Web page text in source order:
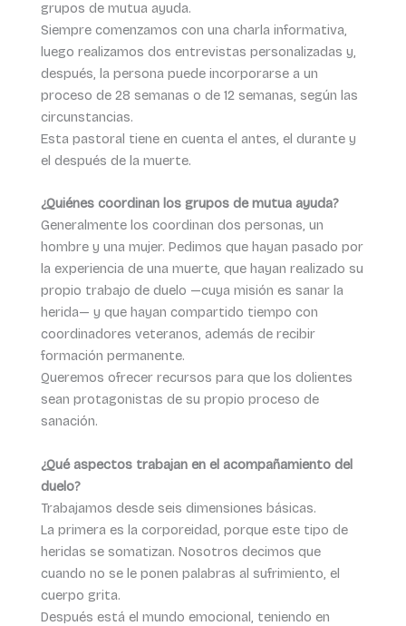
grupos de mutua ayuda.
Siempre comenzamos con una charla informativa,
luego realizamos dos entrevistas personalizadas y,
después, la persona puede incorporarse a un
proceso de 28 semanas o de 12 semanas, según las
circunstancias.
Esta pastoral tiene en cuenta el antes, el durante y
el después de la muerte.
¿Quiénes coordinan los grupos de mutua ayuda?
Generalmente los coordinan dos personas, un
hombre y una mujer. Pedimos que hayan pasado por
la experiencia de una muerte, que hayan realizado su
propio trabajo de duelo —cuya misión es sanar la
herida— y que hayan compartido tiempo con
coordinadores veteranos, además de recibir
formación permanente.
Queremos ofrecer recursos para que los dolientes
sean protagonistas de su propio proceso de
sanación.
¿Qué aspectos trabajan en el acompañamiento del
duelo?
Trabajamos desde seis dimensiones básicas.
La primera es la corporeidad, porque este tipo de
heridas se somatizan. Nosotros decimos que
cuando no se le ponen palabras al sufrimiento, el
cuerpo grita.
Después está el mundo emocional, teniendo en